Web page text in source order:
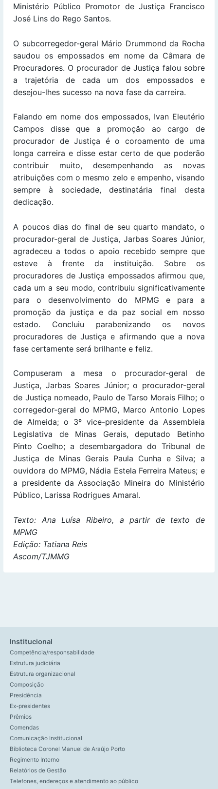
Ministério Público Promotor de Justiça Francisco
José Lins do Rego Santos.
O subcorregedor-geral Mário Drummond da Rocha
saudou os empossados em nome da Câmara de
Procuradores. O procurador de Justiça falou sobre
a trajetória de cada um dos empossados e
desejou-lhes sucesso na nova fase da carreira.
Falando em nome dos empossados, Ivan Eleutério
Campos disse que a promoção ao cargo de
procurador de Justiça é o coroamento de uma
longa carreira e disse estar certo de que poderão
contribuir muito, desempenhando as novas
atribuições com o mesmo zelo e empenho, visando
sempre à sociedade, destinatária final desta
dedicação.
A poucos dias do final de seu quarto mandato, o
procurador-geral de Justiça, Jarbas Soares Júnior,
agradeceu a todos o apoio recebido sempre que
esteve à frente da instituição. Sobre os
procuradores de Justiça empossados afirmou que,
cada um a seu modo, contribuiu significativamente
para o desenvolvimento do MPMG e para a
promoção da justiça e da paz social em nosso
estado. Concluiu parabenizando os novos
procuradores de Justiça e afirmando que a nova
fase certamente será brilhante e feliz.
Compuseram a mesa o procurador-geral de
Justiça, Jarbas Soares Júnior; o procurador-geral
de Justiça nomeado, Paulo de Tarso Morais Filho; o
corregedor-geral do MPMG, Marco Antonio Lopes
de Almeida; o 3º vice-presidente da Assembleia
Legislativa de Minas Gerais, deputado Betinho
Pinto Coelho; a desembargadora do Tribunal de
Justiça de Minas Gerais Paula Cunha e Silva; a
ouvidora do MPMG, Nádia Estela Ferreira Mateus; e
a presidente da Associação Mineira do Ministério
Público, Larissa Rodrigues Amaral.
Texto: Ana Luísa Ribeiro, a partir de texto de
MPMG
Edição: Tatiana Reis
Ascom/TJMMG
Institucional
Competência/responsabilidade
Estrutura judiciária
Estrutura organizacional
Composição
Presidência
Ex-presidentes
Prêmios
Comendas
Comunicação Institucional
Biblioteca Coronel Manuel de Araújo Porto
Regimento Interno
Relatórios de Gestão
Telefones, endereços e atendimento ao público